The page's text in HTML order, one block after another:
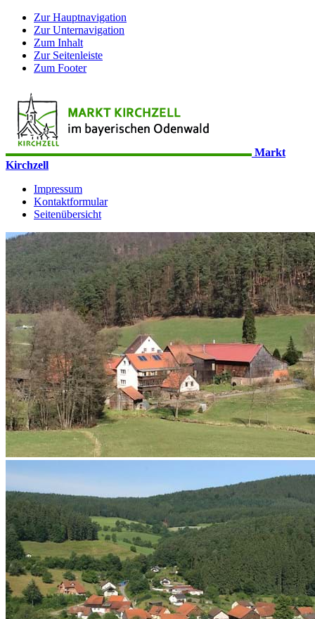
Zur Hauptnavigation
Zur Unternavigation
Zum Inhalt
Zur Seitenleiste
Zum Footer
Markt
Kirchzell
Impressum
Kontaktformular
Seitenübersicht